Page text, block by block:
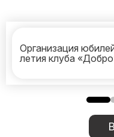
Организация
летия клуба